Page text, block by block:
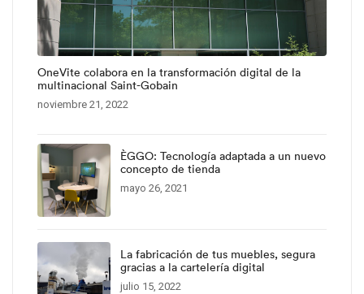
OneVite colabora en la transformación digital de la
multinacional Saint-Gobain
noviembre 21, 2022
ÈGGO: Tecnología adaptada a un nuevo
concepto de tienda
mayo 26, 2021
La fabricación de tus muebles, segura
gracias a la cartelería digital
julio 15, 2022